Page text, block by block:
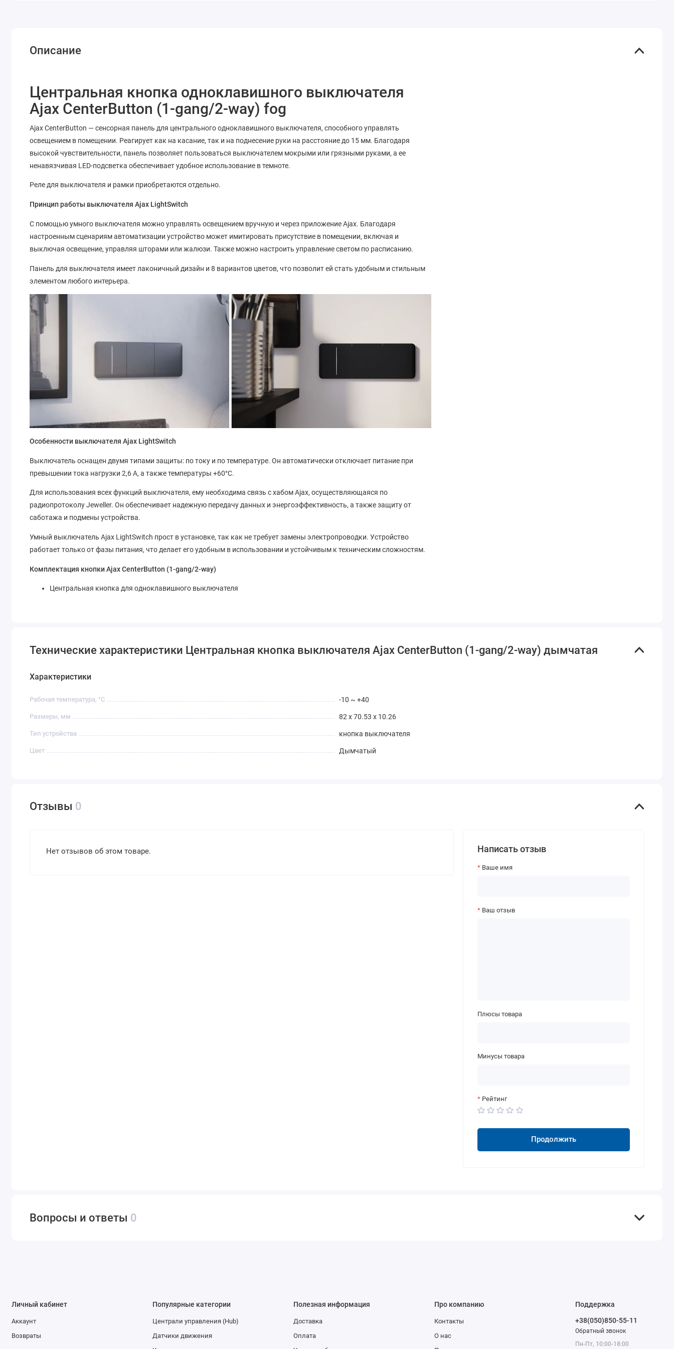
Описание
Центральная кнопка одноклавишного выключателя
Ajax CenterButton (1-gang/2-way) fog
Ajax CenterButton — сенсорная панель для центрального одноклавишного выключателя, способного управлять
освещением в помещении. Реагирует как на касание, так и на поднесение руки на расстояние до 15 мм. Благодаря
высокой чувствительности, панель позволяет пользоваться выключателем мокрыми или грязными руками, а ее
ненавязчивая LED-подсветка обеспечивает удобное использование в темноте.
Реле для выключателя и рамки приобретаются отдельно.
Принцип работы выключателя Ajax LightSwitch
С помощью умного выключателя можно управлять освещением вручную и через приложение Ajax. Благодаря
настроенным сценариям автоматизации устройство может имитировать присутствие в помещении, включая и
выключая освещение, управляя шторами или жалюзи. Также можно настроить управление светом по расписанию.
Панель для выключателя имеет лаконичный дизайн и 8 вариантов цветов, что позволит ей стать удобным и стильным
элементом любого интерьера.
Особенности выключателя Ajax LightSwitch
Выключатель оснащен двумя типами защиты: по току и по температуре. Он автоматически отключает питание при
превышении тока нагрузки 2,6 А, а также температуры +60°C.
Для использования всех функций выключателя, ему необходима связь с хабом Ajax, осуществляющаяся по
радиопротоколу Jeweller. Он обеспечивает надежную передачу данных и энергоэффективность, а также защиту от
саботажа и подмены устройства.
Умный выключатель Ajax LightSwitch прост в установке, так как не требует замены электропроводки. Устройство
работает только от фазы питания, что делает его удобным в использовании и устойчивым к техническим сложностям.
Комплектация кнопки Ajax CenterButton (1-gang/2-way)
Центральная кнопка для одноклавишного выключателя
Технические характеристики Центральная кнопка выключателя Ajax CenterButton (1-gang/2-way) дымчатая
Характеристики
Рабочая температура, °C -10 ~ +40
Размеры, мм 82 x 70.53 x 10.26
Тип устройства кнопка выключателя
Цвет Дымчатый
Отзывы 0
Нет отзывов об этом товаре. Написать отзыв
Ваше имя
Ваш отзыв
Плюсы товара
Минусы товара
Рейтинг
Продолжить
Вопросы и ответы 0
Личный кабинет
Аккаунт
Возвраты
Популярные категории
Централи управления (Hub)
Датчики движения
Полезная информация
Доставка
Оплата
Про компанию
Контакты
О нас
Поддержка
+38(050)850-55-11
Обратный звонок
Пн-Пт, 10:00-18:00